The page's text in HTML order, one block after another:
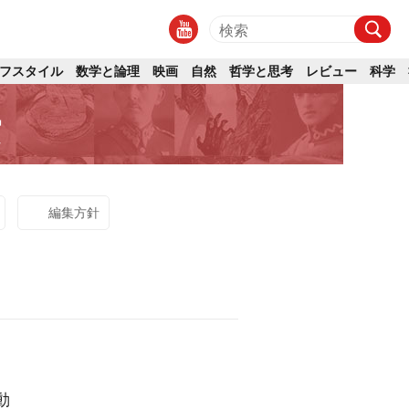
スタイル 数学と論理 映画 自然 哲学と思考 レビュー 科学
編集方針